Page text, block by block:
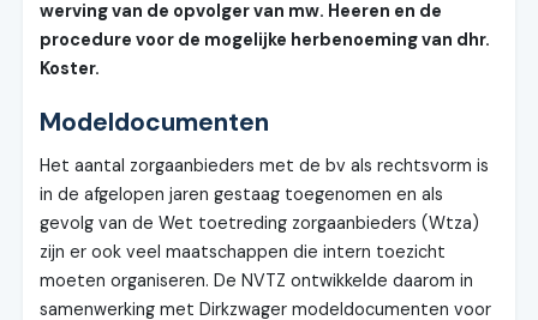
werving van de opvolger van mw. Heeren en de
procedure voor de mogelijke herbenoeming van dhr.
Koster.
Modeldocumenten
Het aantal zorgaanbieders met de bv als rechtsvorm is
in de afgelopen jaren gestaag toegenomen en als
gevolg van de Wet toetreding zorgaanbieders (Wtza)
zijn er ook veel maatschappen die intern toezicht
moeten organiseren. De NVTZ ontwikkelde daarom in
samenwerking met Dirkzwager modeldocumenten voor